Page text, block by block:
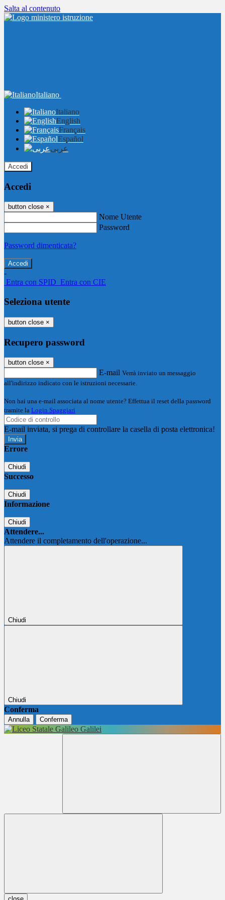
Salta al contenuto
Italiano
Italiano
English
Français
Español
عربى
Accedi
Accedi
button close ×
Nome Utente
Password
Password dimenticata?
-
Entra con SPID Entra con CIE
Seleziona utente
button close ×
Recupero password
button close ×
E-mail Verrà inviato un messaggio
all'indirizzo indicato con le istruzioni necessarie.
Non hai una e-mail associata al nome utente? Effettua il reset della password
tramite la Login Spaggiari
E-mail inviata, si prega di controllare la casella di posta elettronica!
Errore
Chiudi
Successo
Chiudi
Informazione
Chiudi
Attendere...
Attendere il completamento dell'operazione...
Chiudi
Chiudi
Conferma
Annulla Conferma